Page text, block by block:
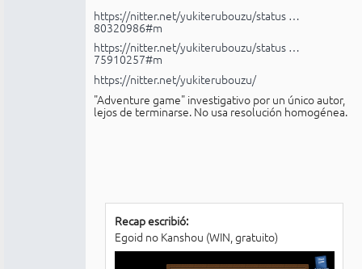
https://nitter.net/yukiterubouzu/status …
80320986#m
https://nitter.net/yukiterubouzu/status …
75910257#m
https://nitter.net/yukiterubouzu/
"Adventure game" investigativo por un único autor,
lejos de terminarse. No usa resolución homogénea.
Recap escribió:
Egoid no Kanshou (WIN, gratuito)